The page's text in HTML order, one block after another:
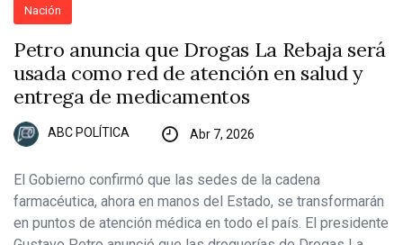
Nación
Petro anuncia que Drogas La Rebaja será
usada como red de atención en salud y
entrega de medicamentos
ABC POLÍTICA Abr 7, 2026
El Gobierno confirmó que las sedes de la cadena
farmacéutica, ahora en manos del Estado, se transformarán
en puntos de atención médica en todo el país. El presidente